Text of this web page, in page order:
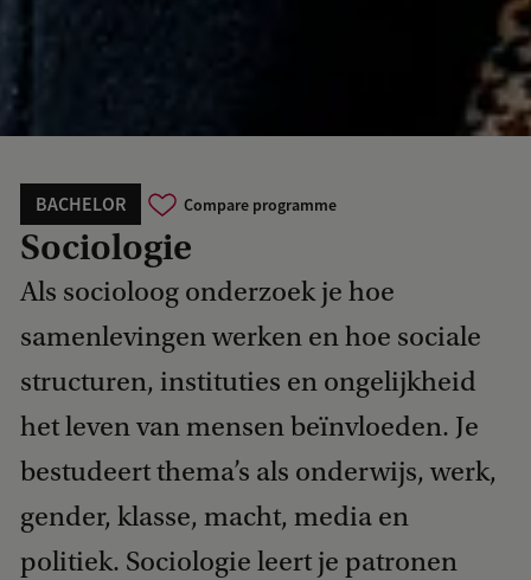
BACHELOR Compare programme
Sociologie
Als socioloog onderzoek je hoe
samenlevingen werken en hoe sociale
structuren, instituties en ongelijkheid
het leven van mensen beïnvloeden. Je
bestudeert thema’s als onderwijs, werk,
gender, klasse, macht, media en
politiek. Sociologie leert je patronen